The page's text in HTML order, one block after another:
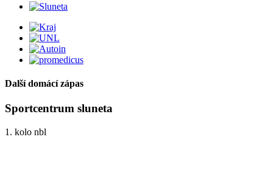
Další domácí zápas
Sportcentrum sluneta
1. kolo nbl